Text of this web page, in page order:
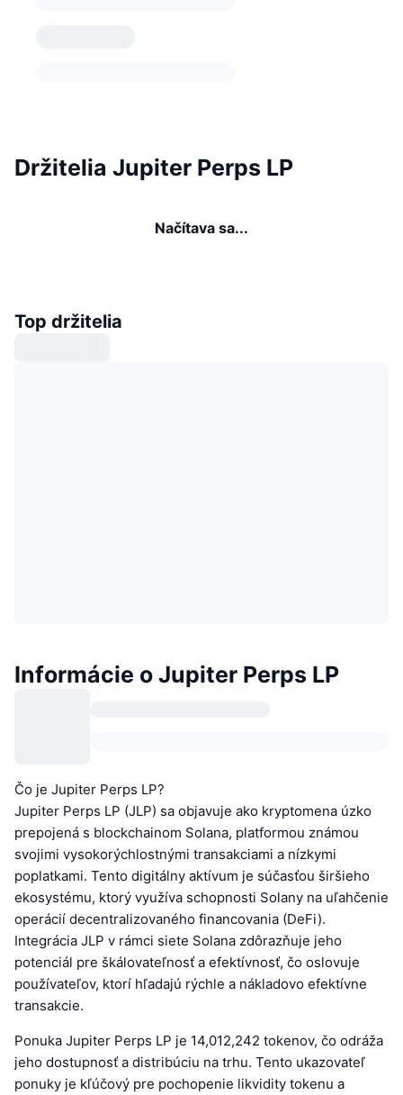
Držitelia Jupiter Perps LP
Načítava sa...
Top držitelia
Informácie o Jupiter Perps LP
Čo je Jupiter Perps LP?
Jupiter Perps LP (JLP) sa objavuje ako kryptomena úzko
prepojená s blockchainom Solana, platformou známou
svojimi vysokorýchlostnými transakciami a nízkymi
poplatkami. Tento digitálny aktívum je súčasťou širšieho
ekosystému, ktorý využíva schopnosti Solany na uľahčenie
operácií decentralizovaného financovania (DeFi).
Integrácia JLP v rámci siete Solana zdôrazňuje jeho
potenciál pre škálovateľnosť a efektívnosť, čo oslovuje
používateľov, ktorí hľadajú rýchle a nákladovo efektívne
transakcie.
Ponuka Jupiter Perps LP je 14,012,242 tokenov, čo odráža
jeho dostupnosť a distribúciu na trhu. Tento ukazovateľ
ponuky je kľúčový pre pochopenie likvidity tokenu a